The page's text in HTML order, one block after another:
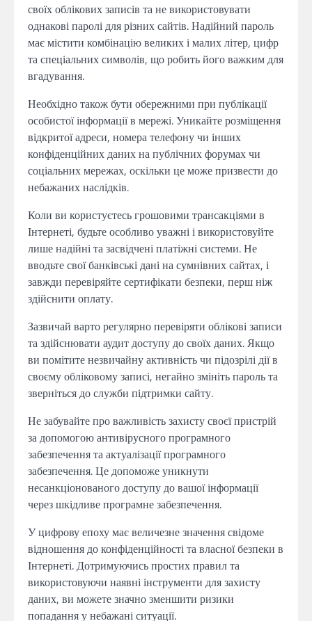
своїх облікових записів та не використовувати
однакові паролі для різних сайтів. Надійний пароль
має містити комбінацію великих і малих літер, цифр
та спеціальних символів, що робить його важким для
вгадування.
Необхідно також бути обережними при публікації
особистої інформації в мережі. Уникайте розміщення
відкритої адреси, номера телефону чи інших
конфіденційних даних на публічних форумах чи
соціальних мережах, оскільки це може призвести до
небажаних наслідків.
Коли ви користуєтесь грошовими трансакціями в
Інтернеті, будьте особливо уважні і використовуйте
лише надійні та засвідчені платіжні системи. Не
вводьте свої банківські дані на сумнівних сайтах, і
завжди перевіряйте сертифікати безпеки, перш ніж
здійснити оплату.
Зазвичай варто регулярно перевіряти облікові записи
та здійснювати аудит доступу до своїх даних. Якщо
ви помітите незвичайну активність чи підозрілі дії в
своєму обліковому записі, негайно змініть пароль та
зверніться до служби підтримки сайту.
Не забувайте про важливість захисту своєї пристрій
за допомогою антивірусного програмного
забезпечення та актуалізації програмного
забезпечення. Це допоможе уникнути
несанкціонованого доступу до вашої інформації
через шкідливе програмне забезпечення.
У цифрову епоху має величезне значення свідоме
відношення до конфіденційності та власної безпеки в
Інтернеті. Дотримуючись простих правил та
використовуючи наявні інструменти для захисту
даних, ви можете значно зменшити ризики
попадання у небажані ситуації.